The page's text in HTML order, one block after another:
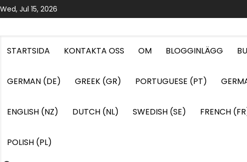
Skip
to
Wed, Jul 15, 2026
STARTSIDA KONTAKTA OSS OM BLOGGINLÄGG
GERMAN (DE) GREEK (GR) PORTUGUESE (PT)
ENGLISH (NZ) DUTCH (NL) SWEDISH (SE) FRENCH
POLISH (PL)